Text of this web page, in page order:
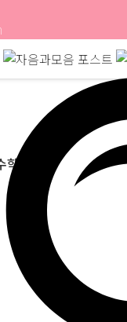
공부